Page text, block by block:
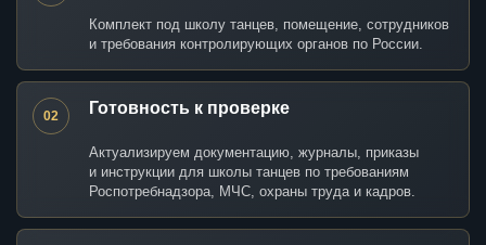
Комплект под школу танцев, помещение, сотрудников
и требования контролирующих органов по России.
02 Готовность к проверке
Актуализируем документацию, журналы, приказы
и инструкции для школы танцев по требованиям
Роспотребнадзора, МЧС, охраны труда и кадров.